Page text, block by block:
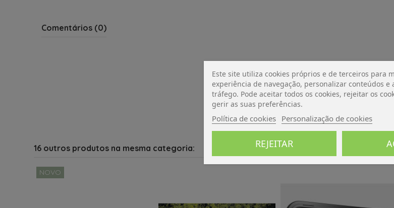
Comentários (0)
De momento, sem avaliações.
16 outros produtos na mesma categoria:
NOVO
Este site utiliza cookies próprios e de terceiros para
experiência de navegação, personalizar conteúdos e
tráfego. Pode aceitar todos os cookies, rejeitar os
gerir as suas preferências.
Política de cookies Personalização de cookies
REJEITAR